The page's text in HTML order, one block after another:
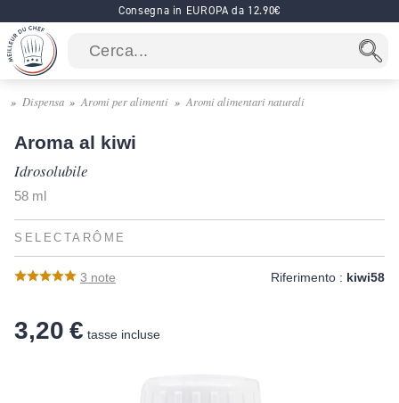
Consegna in EUROPA da 12.90€
Dispensa Aromi per alimenti Aromi alimentari naturali
Aroma al kiwi
Idrosolubile
58 ml
SELECTARÔME
3 note Riferimento : kiwi58
3,20 € tasse incluse